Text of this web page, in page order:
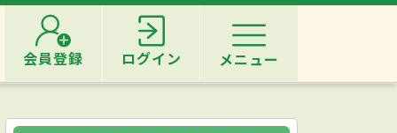
会員登録 ログイン メニュー